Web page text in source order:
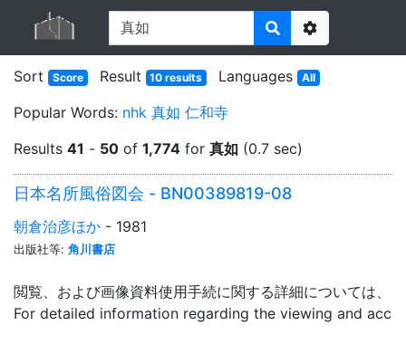
Options
Sort
Score Result 10 results Languages All
Popular Words: nhk 真如 仁和寺
Results 41 - 50 of 1,774 for 真如 (0.7 sec)
日本名所風俗図会 - BN00389819-08
朝倉治彦ほか - 1981
出版社等: 角川書店
閲覧、および画像資料使用手続に関する詳細については、「
For detailed information regarding the viewing and